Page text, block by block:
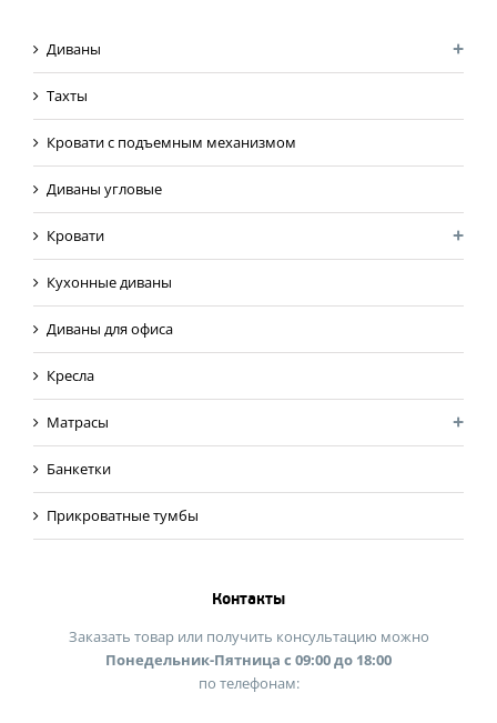
Диваны
Тахты
Кровати с подъемным механизмом
Диваны угловые
Кровати
Кухонные диваны
Диваны для офиса
Кресла
Матрасы
Банкетки
Прикроватные тумбы
Контакты
Заказать товар или получить консультацию можно
Понедельник-Пятница с 09:00 до 18:00
по телефонам: